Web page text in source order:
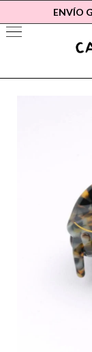
ENVÍO